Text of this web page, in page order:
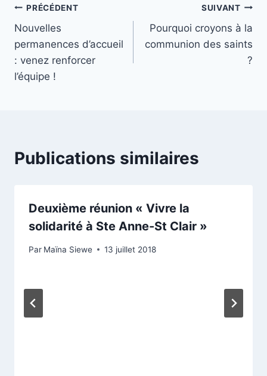
Navigation
de
l’article
PRÉCÉDENT
Nouvelles
permanences d’accueil
: venez renforcer
l’équipe !
SUIVANT
Pourquoi croyons à la
communion des saints
?
Publications similaires
Deuxième réunion « Vivre la
solidarité à Ste Anne-St Clair »
Par Maïna Siewe 13 juillet 2018